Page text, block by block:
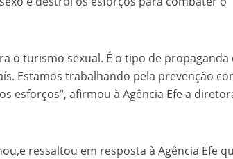
o turismo sexual. É o tipo de propaganda
Estamos trabalhando pela prevenção
esforços”, afirmou à Agência Efe a
ressaltou em resposta à Agência Efe